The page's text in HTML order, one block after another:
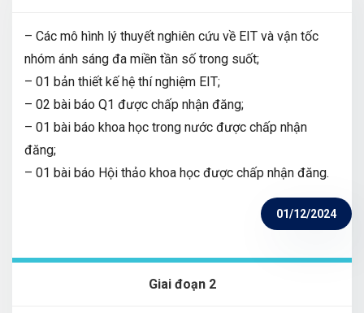
– Các mô hình lý thuyết nghiên cứu về EIT và vận tốc
nhóm ánh sáng đa miền tần số trong suốt;
– 01 bản thiết kế hệ thí nghiệm EIT;
– 02 bài báo Q1 được chấp nhận đăng;
– 01 bài báo khoa học trong nước được chấp nhận
đăng;
– 01 bài báo Hội thảo khoa học được chấp nhận đăng.
01/12/2024
Giai đoạn 2